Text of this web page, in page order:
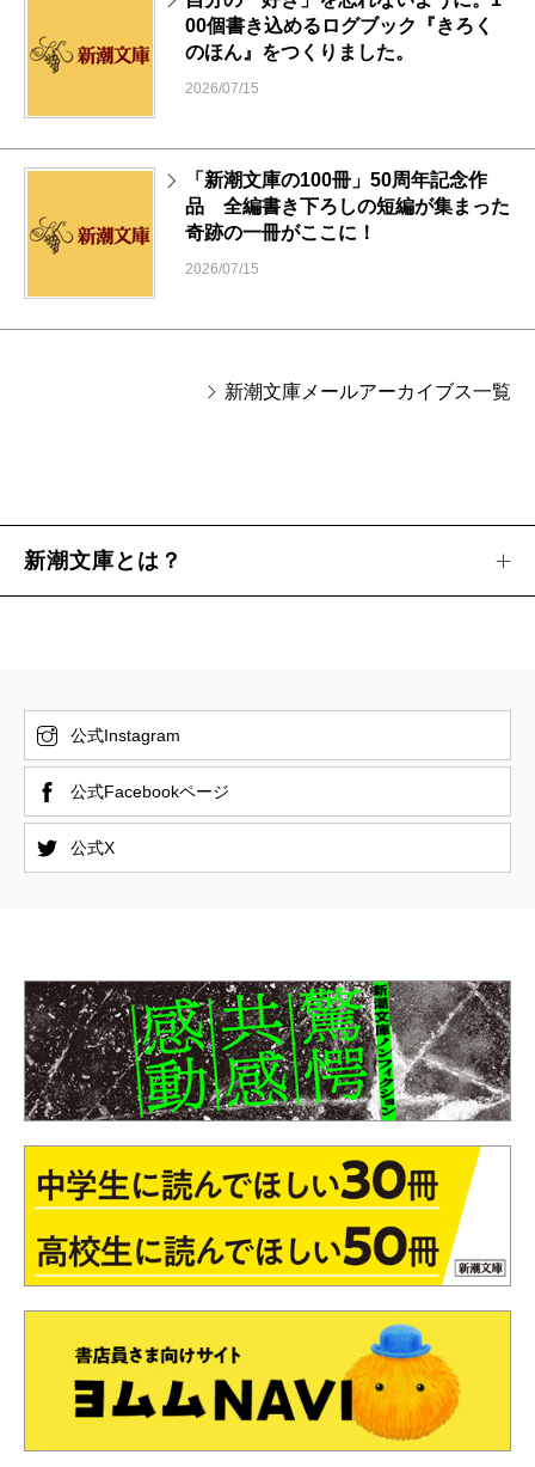
00個書き込めるログブック『きろく
のほん』をつくりました。
2026/07/15
「新潮文庫の100冊」50周年記念作
品 全編書き下ろしの短編が集まった
奇跡の一冊がここに！
2026/07/15
新潮文庫メールアーカイブス一覧
新潮文庫とは？
公式Instagram
公式Facebookページ
公式X